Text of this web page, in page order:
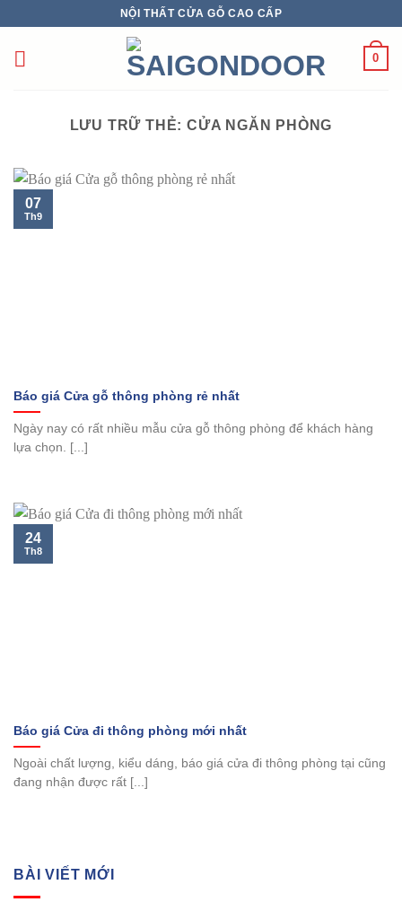
nội
NỘI THẤT CỬA GỖ CAO CẤP
0
LƯU TRỮ THẺ:CỬA NGĂN PHÒNG
Báo giá Cửa gỗ thông phòng rẻ nhất
Ngày nay có rất nhiều mẫu cửa gỗ thông phòng để khách hàng
lựa chọn. [...]
07
Th9
Báo giá Cửa đi thông phòng mới nhất
Ngoài chất lượng, kiểu dáng, báo giá cửa đi thông phòng tại cũng
đang nhận được rất [...]
24
Th8
BÀI VIẾT MỚI